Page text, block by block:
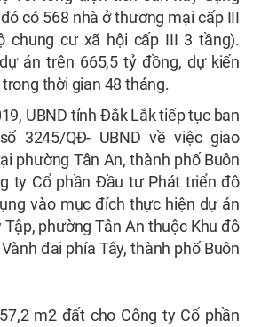
có 568 nhà ở thương mại cấp III
chung cư xã hội cấp III 3 tầng).
án trên 665,5 tỷ đồng, dự kiến
thời gian 48 tháng.
UBND tỉnh Đắk Lắk tiếp tục ban
3245/QĐ- UBND về việc giao
phường Tân An, thành phố Buôn
ty Cổ phần Đầu tư Phát triển đô
vào mục đích thực hiện dự án
phường Tân An thuộc Khu đô
đai phía Tây, thành phố Buôn
m2 đất cho Công ty Cổ phần